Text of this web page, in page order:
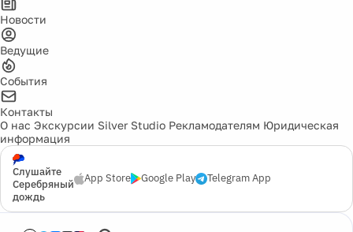
Новости
Ведущие
События
Контакты
О нас Экскурсии Silver Studio Рекламодателям Юридическая
информация
Слушайте
Серебряный
дождь
App Store Google Play Telegram App